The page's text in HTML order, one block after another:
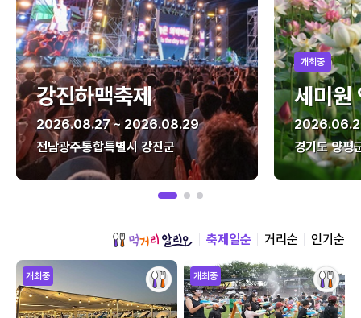
강진하맥축제
2026.08.27 ~ 2026.08.29
전남광주통합특별시 강진군
개최중
세미원
경기도 양평
축제일순 거리순 인기순
개최중 개최중